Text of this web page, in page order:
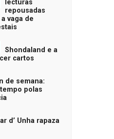
lecturas
repousadas
vaga de
Shondaland e a
cartos
de semana:
polas
d’ Unha rapaza